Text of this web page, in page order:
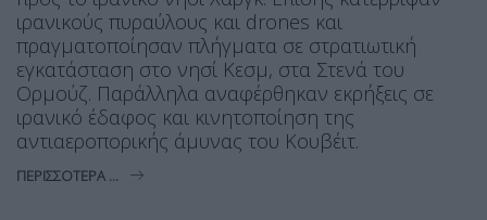
ιρανικούς πυραύλους και drones και
πραγματοποίησαν πλήγματα σε στρατιωτική
εγκατάσταση στο νησί Κεσμ, στα Στενά του
Ορμούζ. Παράλληλα αναφέρθηκαν εκρήξεις σε
ιρανικό έδαφος και κινητοποίηση της
αντιαεροπορικής άμυνας του Κουβέιτ.
ΠΕΡΙΣΣΌΤΕΡΑ ...